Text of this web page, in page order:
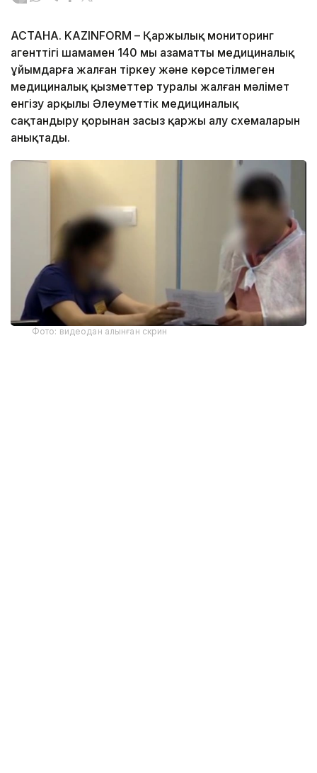
АСТАНА. KAZINFORM – Қаржылық мониторинг
агенттігі шамамен 140 мың азаматты медициналық
ұйымдарға жалған тіркеу және көрсетілмеген
медициналық қызметтер туралы жалған мәлімет
енгізу арқылы Әлеуметтік медициналық
сақтандыру қорынан заңсыз қаржы алу схемаларын
анықтады.
Фото: видеодан алынған скрин